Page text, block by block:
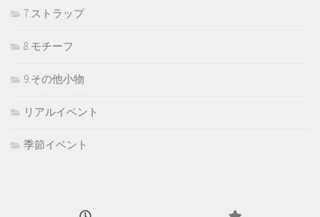
7.ストラップ
8.モチーフ
9.その他小物
リアルイベント
季節イベント